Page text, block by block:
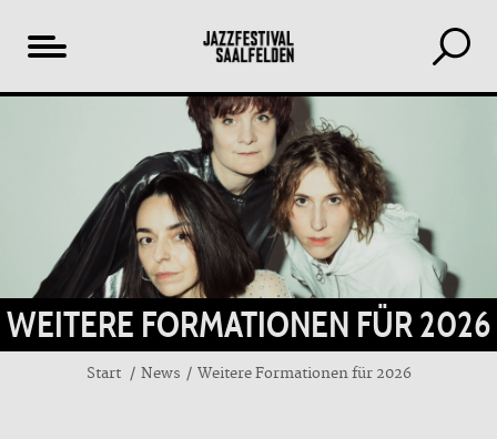
WEITERE FORMATIONEN FÜR 2026
Start News Weitere Formationen für 2026